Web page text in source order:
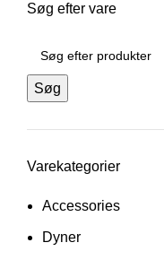
Søg efter vare
Søg
Varekategorier
Accessories
Dyner